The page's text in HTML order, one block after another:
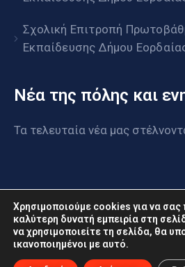
Σχολική Επιτροπή
Εκπαίδευσης Δήμου
Νέα της πόλης και
Τα τελευταία νέα μας
www.eordaia.gov.gr © 2022.
Χρησιμοποιούμε cookies για να
καλύτερη δυνατή εμπειρία στη
να χρησιμοποιείτε τη σελίδα, θα
ικανοποιημένοι με αυτό.